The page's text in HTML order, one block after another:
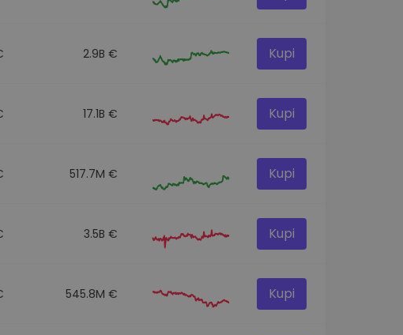
2.9B € Kupi
17.1B € Kupi
517.7M € Kupi
3.5B € Kupi
545.8M € Kupi